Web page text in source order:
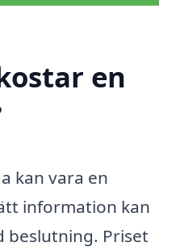
en
kan vara en
information kan
beslutning. Priset